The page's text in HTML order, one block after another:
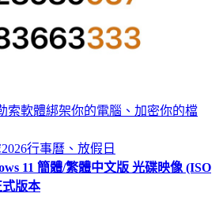
索軟體綁架你的電腦、加密你的檔
行事曆、放假日
11 簡體/繁體中文版 光碟映像 (ISO
版本